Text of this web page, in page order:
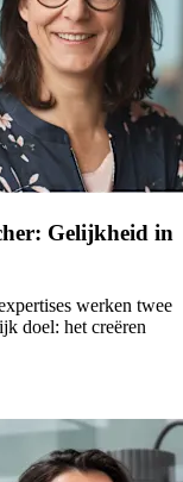
Gelijkheid in
werken twee
doel: het creëren